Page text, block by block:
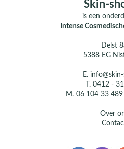
Skin-
is een
Intense
Delst
5388 EG
E. info@skin-
T.0412 -
M. 06 104 33
Over